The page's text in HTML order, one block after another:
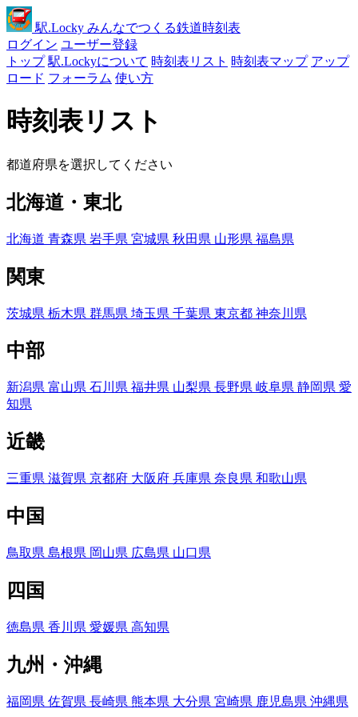
駅.Locky みんなでつくる鉄道時刻表
ログイン ユーザー登録
トップ 駅.Lockyについて 時刻表リスト 時刻表マップ アップ
ロード フォーラム 使い方
時刻表リスト
都道府県を選択してください
北海道・東北
北海道 青森県 岩手県 宮城県 秋田県 山形県 福島県
関東
茨城県 栃木県 群馬県 埼玉県 千葉県 東京都 神奈川県
中部
新潟県 富山県 石川県 福井県 山梨県 長野県 岐阜県 静岡県 愛
知県
近畿
三重県 滋賀県 京都府 大阪府 兵庫県 奈良県 和歌山県
中国
鳥取県 島根県 岡山県 広島県 山口県
四国
徳島県 香川県 愛媛県 高知県
九州・沖縄
福岡県 佐賀県 長崎県 熊本県 大分県 宮崎県 鹿児島県 沖縄県